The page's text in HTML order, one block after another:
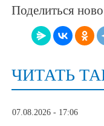
Поделиться
ЧИТАТЬ
07.08.2026 - 17:06